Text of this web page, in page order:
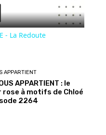
- La Redoute
APPARTIENT
APPARTIENT : le
rose à motifs de Chloé
2264